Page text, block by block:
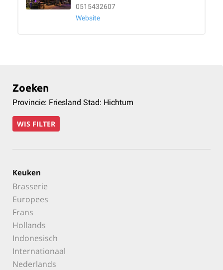
0515432607
Website
Zoeken
Provincie: Friesland Stad: Hichtum
WIS FILTER
Keuken
Brasserie
Europees
Frans
Hollands
Indonesisch
Internationaal
Nederlands